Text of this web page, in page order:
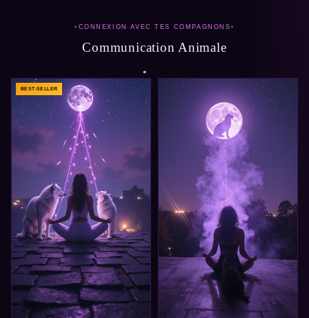
CONNEXION AVEC TES COMPAGNONS
Communication Animale
BEST-SELLER